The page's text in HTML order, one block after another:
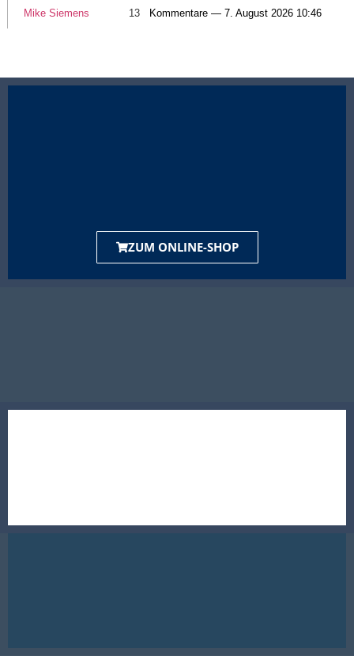
Mike Siemens 13 Kommentare — 7. August 2026 10:46
ZUM ONLINE-SHOP